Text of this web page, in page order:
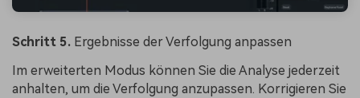
Schritt 5. Ergebnisse der Verfolgung anpassen
Im erweiterten Modus können Sie die Analyse jederzeit
anhalten, um die Verfolgung anzupassen. Korrigieren Sie